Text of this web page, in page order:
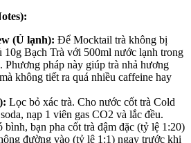
(Ủ lạnh): Để Mocktail trà không bị
10g Bạch Trà với 500ml nước lạnh trong
Phương pháp này giúp trà nhả hương
không tiết ra quá nhiều caffeine hay
Lọc bỏ xác trà. Cho nước cốt trà Cold
nạp 1 viên gas CO2 và lắc đều.
bình, bạn pha cốt trà đậm đặc (tỷ lệ 1:20)
đường vào (tỷ lệ 1:1) ngay trước khi